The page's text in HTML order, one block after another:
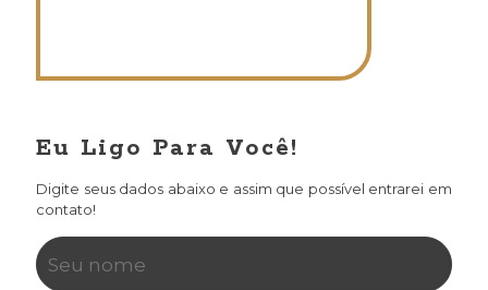
Eu Ligo Para Você!
Digite seus dados abaixo e assim que possível entrarei em
contato!